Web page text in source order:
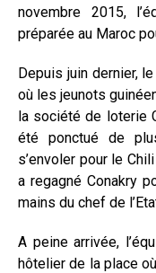
novembre 2015,
préparée au Maroc
Depuis juin dernier,
où les jeunots
la société de loterie
été ponctué de
s’envoler pour le
a regagné Conakry
mains du chef de
A peine arrivée,
hôtelier de la place